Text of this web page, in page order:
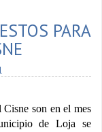
PARA
son en el mes
de Loja se